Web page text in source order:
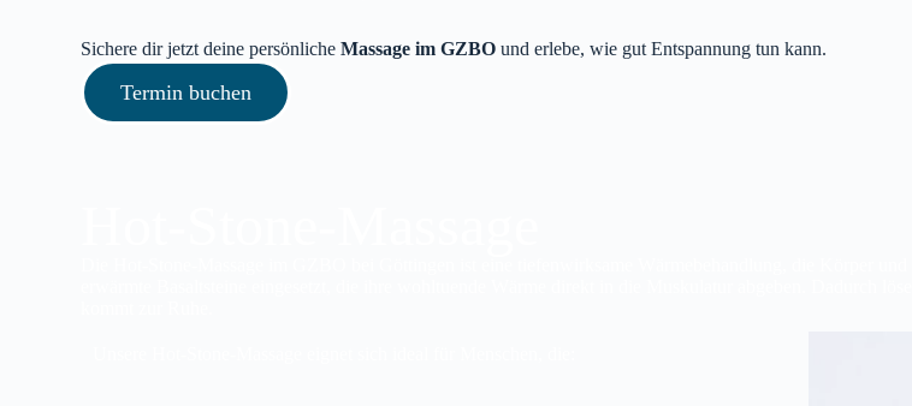
Sichere dir jetzt deine persönlicheMassage im GZBO und erlebe, wie gut Entspannung tun kann.
Termin buchen